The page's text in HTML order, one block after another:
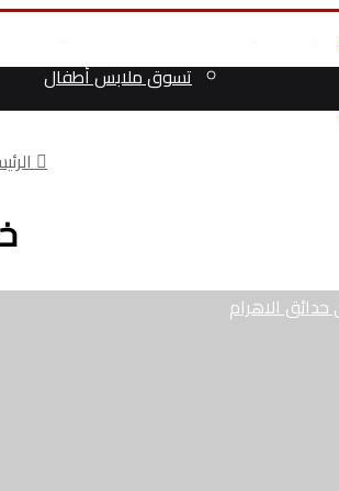
تسوق ملابس أطفال